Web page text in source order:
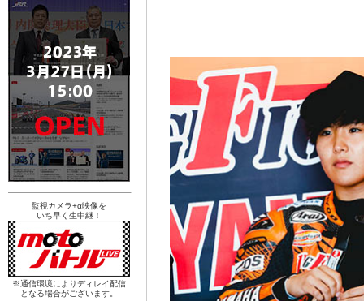
監視カメラ+α映像を
いち早く生中継！
※通信環境によりディレイ配信
となる場合がございます。